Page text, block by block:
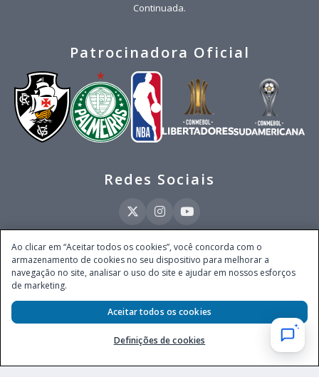
Continuada.
Patrocinadora Oficial
Redes Sociais
Este site é operado pela Ventmear Brasil LTDA (CNPJ 52.868.380/0001-84), com
endereço na Avenida Brigadeiro Faria Lima, nº 4.055, 3º andar, Itaim Bibi, no
Município de São Paulo, Estado de São Paulo, CEP 04538-133, Brasil - empresa
Secretaria de Prêmios e Apostas do Ministério da Fazenda, conforme Portaria nº
247, de 07.02.2025, publicada no DOU em 11.2.2025.
Ao clicar em “Aceitar todos os cookies”, você concorda com o
armazenamento de cookies no seu dispositivo para melhorar a
navegação no site, analisar o uso do site e ajudar em nossos esforços
de marketing.
Definições de cookies
Aceitar todos os cookies